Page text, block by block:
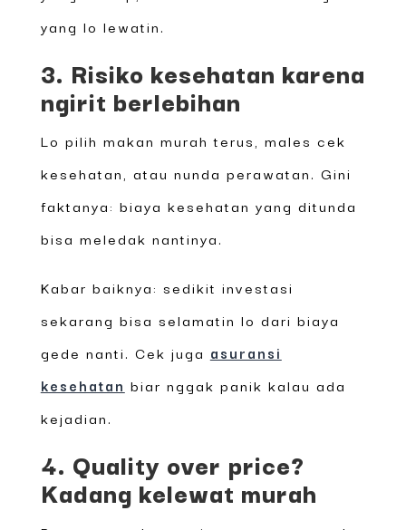
yang lo lewatin.
3. Risiko kesehatan karena
ngirit berlebihan
Lo pilih makan murah terus, males cek
kesehatan, atau nunda perawatan. Gini
faktanya: biaya kesehatan yang ditunda
bisa meledak nantinya.
Kabar baiknya: sedikit investasi
sekarang bisa selamatin lo dari biaya
gede nanti. Cek juga asuransi
kesehatan biar nggak panik kalau ada
kejadian.
4. Quality over price?
Kadang kelewat murah